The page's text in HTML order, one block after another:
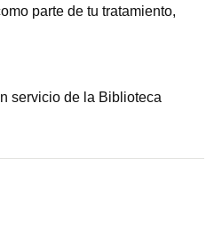
parte de tu tratamiento,
servicio de la Biblioteca